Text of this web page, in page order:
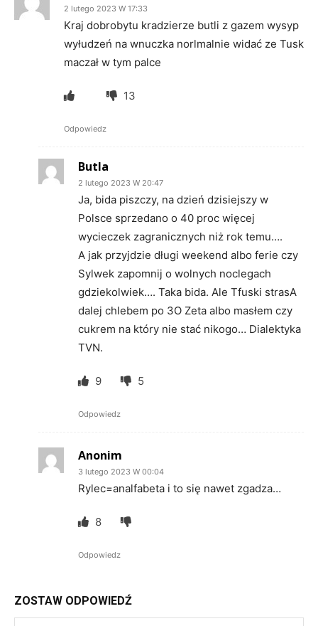
2 lutego 2023 W 17:33
Kraj dobrobytu kradzierze butli z gazem wysyp
wyłudzeń na wnuczka norlmalnie widać ze Tusk
maczał w tym palce
13
Odpowiedz
Butla
2 lutego 2023 W 20:47
Ja, bida piszczy, na dzień dzisiejszy w
Polsce sprzedano o 40 proc więcej
wycieczek zagranicznych niż rok temu….
A jak przyjdzie długi weekend albo ferie czy
Sylwek zapomnij o wolnych noclegach
gdziekolwiek…. Taka bida. Ale Tfuski strasA
dalej chlebem po 3O Zeta albo masłem czy
cukrem na który nie stać nikogo… Dialektyka
TVN.
9 5
Odpowiedz
Anonim
3 lutego 2023 W 00:04
Rylec=analfabeta i to się nawet zgadza…
8
Odpowiedz
ZOSTAW ODPOWIEDŹ